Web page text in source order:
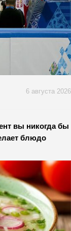
6 августа 2026
вы никогда бы
блюдо